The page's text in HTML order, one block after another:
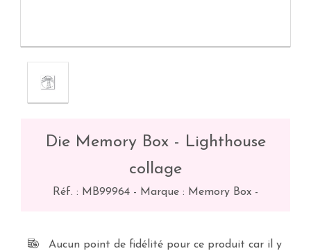
Die Memory Box - Lighthouse
collage
Réf. : MB99964 - Marque : Memory Box -
Aucun point de fidélité pour ce produit car il y